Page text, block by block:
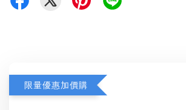
限量優惠加價購